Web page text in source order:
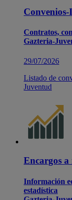
Contratos,
Gazteria-
29/07/2026
Listado de
Juventud
Encargos
Información
estadística